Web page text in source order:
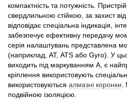
компактність та потужність.
свердлильною стійкою, за захист
відповідає спеціальна індикація,
забезпечує ефективну передачу
серія налаштувань представлена
(наприклад, АТ, ATS або Gyro). У
виходить під маркуванням А, є
кріплення використовують
використовуються алмазні коронки
подвійною ізоляцією.